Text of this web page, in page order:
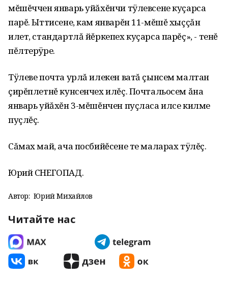
мĕшĕччен январь уйăхĕнчи тÿлевсене куçарса
парĕ. Ыттисене, кам январĕн 11-мĕшĕ хыççăн
илет, стандартлă йĕркепех куçарса парĕç», - тенĕ
пĕлтерÿре.
Тÿлеве почта урлă илекен ватă çынсем малтан
çирĕплетнĕ кунсенчех илĕç. Почтальосем ăна
январь уйăхĕн 3-мĕшĕнчен пуçласа илсе килме
пуçлĕç.
Сăмах май, ача посбийĕсене те маларах тÿлĕç.
Юрий СНЕГОПАД.
Автор: Юрий Михайлов
Читайте нас